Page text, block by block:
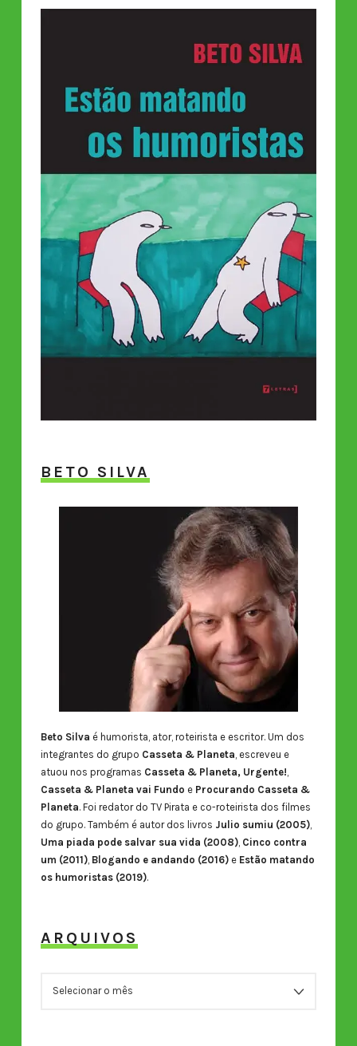
BETO SILVA
Beto Silva é humorista, ator, roteirista e escritor. Um dos
integrantes do grupo Casseta & Planeta , escreveu e
atuou nos programas Casseta & Planeta, Urgente!
Casseta & Planeta vai Fundo e Procurando Casseta &
Planeta. Foi redator do TV Pirata e co-roteirista dos filmes
do grupo. Também é autor dos livros Julio sumiu (2005),
Uma piada pode salvar sua vida (2008), Cinco contra
um (2011), Blogando e andando (2016)e Estão matando
os humoristas (2019).
ARQUIVOS